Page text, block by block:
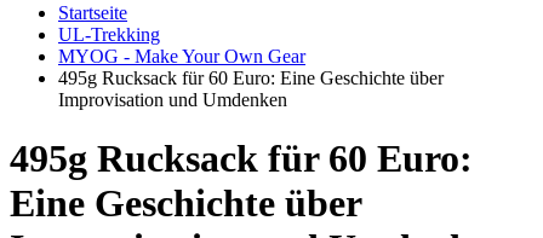
Startseite
UL-Trekking
MYOG - Make Your Own Gear
495g Rucksack für 60 Euro: Eine Geschichte über
Improvisation und Umdenken
495g Rucksack für 60 Euro:
Eine Geschichte über